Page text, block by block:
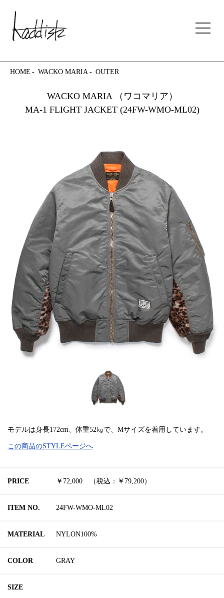
kaddish development store
HOME WACKO MARIA OUTER
WACKO MARIA （ワコマリア）
MA-1 FLIGHT JACKET (24FW-WMO-ML02)
モデルは身長172cm、体重52㎏で、Mサイズを着用しています。
この商品のSTYLEページへ
PRICE ￥72,000 （税込：￥79,200）
ITEM NO. 24FW-WMO-ML02
MATERIAL NYLON100%
COLOR GRAY
SIZE